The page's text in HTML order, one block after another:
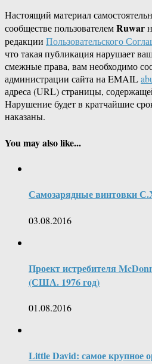
Настоящий материал
сообществе пользователемRuwar
редакции Пользовательского
что такая публикация нарушает
смежные права, вам необходимо
администрации сайта на EMAIL
адреса (URL) страницы,
Нарушение будет в кратчайшие
наказаны.
You may also like...
Самозарядные винтовки
03.08.2016
Проект истребителя
(США. 1976 год)
01.08.2016
Little David: самое крупное